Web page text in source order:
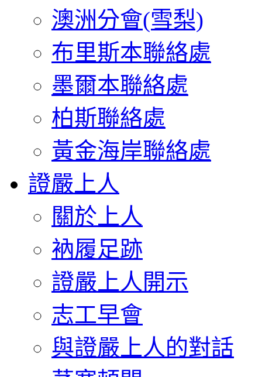
澳洲分會(雪梨)
布里斯本聯絡處
墨爾本聯絡處
柏斯聯絡處
黃金海岸聯絡處
證嚴上人
關於上人
衲履足跡
證嚴上人開示
志工早會
與證嚴上人的對話